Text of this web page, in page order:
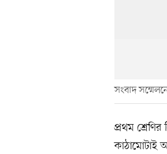
সংবাদ
প্রথম
কাঠামোটাই